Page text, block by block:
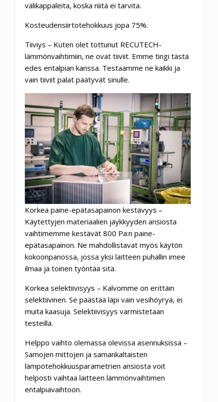
välikappaleita, koska niitä ei tarvita.
Kosteudensiirtotehokkuus jopa 75%.
Tiiviys – Kuten olet tottunut RECUTECH-
lämmönvaihtimiin, ne ovat tiiviit. Emme tingi tästä
edes entalpian kanssa. Testaamme ne kaikki ja
vain tiiviit palat päätyvät sinulle.
Korkea paine-epätasapainon kestävyys –
Käytettyjen materiaalien jäykkyyden ansiosta
vaihtimemme kestävät 800 Pa:n paine-
epätasapainon. Ne mahdollistavat myös käytön
kokoonpanossa, jossa yksi laitteen puhallin imee
ilmaa ja toinen työntää sitä.
Korkea selektiivisyys – Kalvomme on erittäin
selektiivinen. Se päästää läpi vain vesihöyryä, ei
muita kaasuja. Selektiivisyys varmistetaan
testeillä.
Helppo vaihto olemassa olevissa asennuksissa –
Samojen mittojen ja samankaltaisten
lämpötehokkuusparametrien ansiosta voit
helposti vaihtaa laitteen lämmönvaihtimen
entalpiavaihtoon.